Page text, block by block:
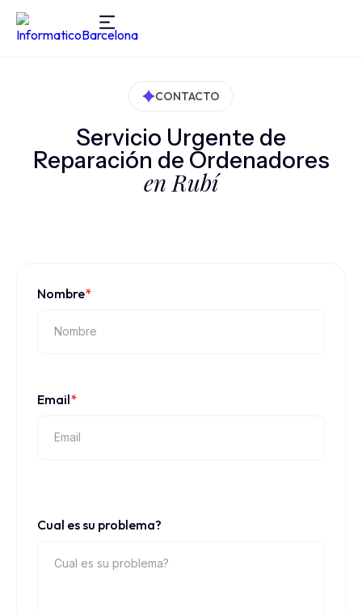
CONTACTO
Servicio Urgente de
Reparación de Ordenadores
en Rubí
Nombre*
Email*
Cual es su problema?